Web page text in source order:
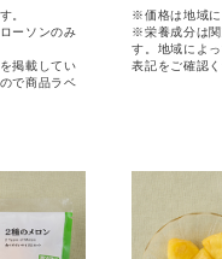
。
ーソンのみ
掲載してい
で商品ラベ
※価格は地域に
※栄養成分は関
す。地域によ
表記をご確認く